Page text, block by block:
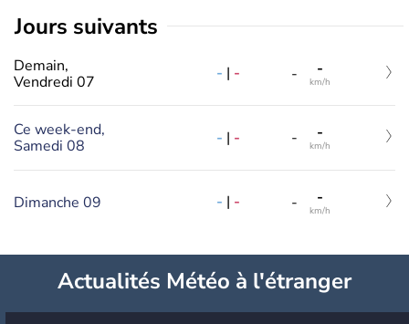
jours suivants
Demain,
Vendredi 07
- | - - -
km/h
Ce week-end,
Samedi 08
- | - - -
km/h
Dimanche 09 - | - - -
km/h
Actualités Météo à l'étranger